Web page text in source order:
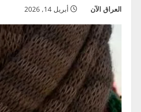
العراق الآن أبريل 14, 2026